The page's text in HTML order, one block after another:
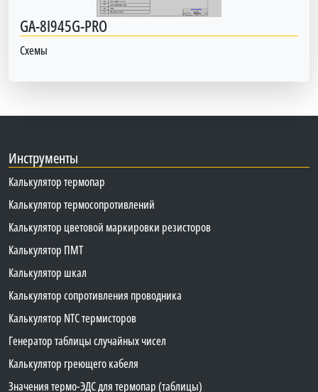
GA-8I945G-PRO
Схемы
Инструменты
Калькулятор термопар
Калькулятор термосопротивлений
Калькулятор цветовой маркировки резисторов
Калькулятор ПМТ
Калькулятор шкал
Калькулятор сопротивления проводника
Калькулятор NTC термисторов
Генератор таблицы случайных чисел
Калькулятор греющего кабеля
Значения термо-ЭДС для термопар (таблицы)